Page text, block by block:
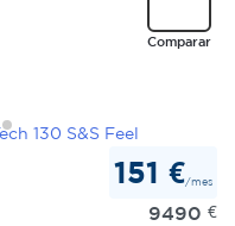
Comparar
151 €/mes
9490 €